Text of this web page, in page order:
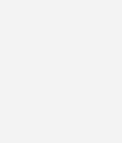
März 2010 zugelassen
betrieben
der 2. Stufe